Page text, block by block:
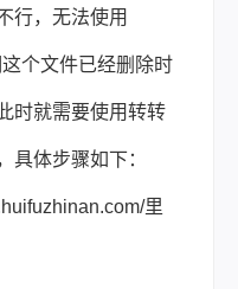
行，无法使用
个文件已经删除时
时就需要使用转转
具体步骤如下：
里